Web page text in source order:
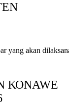
yang akan
ΚΟNAWE